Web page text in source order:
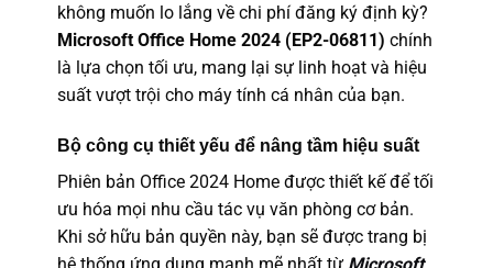
không muốn lo lắng về chi phí đăng ký định kỳ?
Microsoft Office Home 2024 (EP2-06811) chính
là lựa chọn tối ưu, mang lại sự linh hoạt và hiệu
suất vượt trội cho máy tính cá nhân của bạn.
Bộ công cụ thiết yếu để nâng tầm hiệu suất
Phiên bản Office 2024 Home được thiết kế để tối
ưu hóa mọi nhu cầu tác vụ văn phòng cơ bản.
Khi sở hữu bản quyền này, bạn sẽ được trang bị
hệ thống ứng dụng mạnh mẽ nhất từ Microsoft